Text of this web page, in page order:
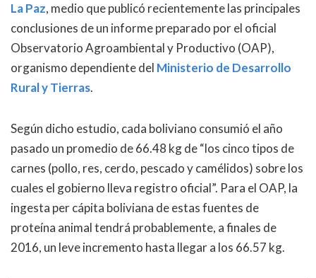
La Paz, medio que publicó recientemente las principales
conclusiones de un informe preparado por el oficial
Observatorio Agroambiental y Productivo (OAP),
organismo dependiente del Ministerio de Desarrollo
Rural y Tierras.
Según dicho estudio, cada boliviano consumió el año
pasado un promedio de 66.48 kg de “los cinco tipos de
carnes (pollo, res, cerdo, pescado y camélidos) sobre los
cuales el gobierno lleva registro oficial”. Para el OAP, la
ingesta per cápita boliviana de estas fuentes de
proteína animal tendrá probablemente, a finales de
2016, un leve incremento hasta llegar a los 66.57 kg.